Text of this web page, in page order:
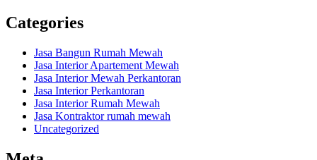
Categories
Jasa Bangun Rumah Mewah
Jasa Interior Apartement Mewah
Jasa Interior Mewah Perkantoran
Jasa Interior Perkantoran
Jasa Interior Rumah Mewah
Jasa Kontraktor rumah mewah
Uncategorized